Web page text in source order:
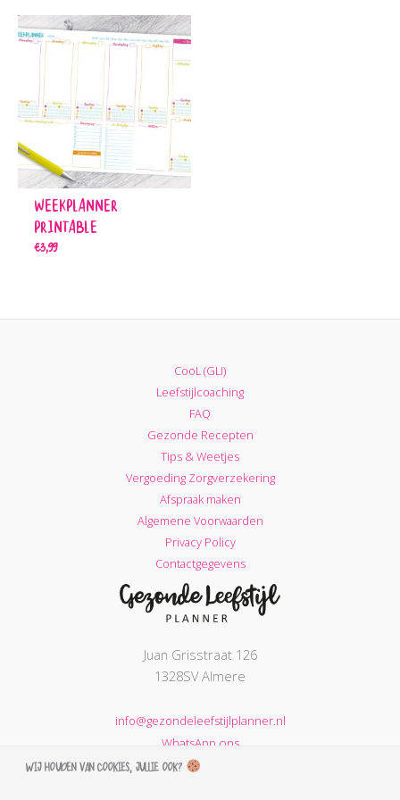
Weekplanner
Printable
€3,99
CooL (GLI)
Leefstijlcoaching
FAQ
Gezonde Recepten
Tips & Weetjes
Vergoeding Zorgverzekering
Afspraak maken
Algemene Voorwaarden
Privacy Policy
Contactgegevens
Juan Grisstraat 126
1328SV Almere
info@gezondeleefstijlplanner.nl
WhatsApp ons
KVK nummer: 68664621
Wij houden van cookies, jullie ook?